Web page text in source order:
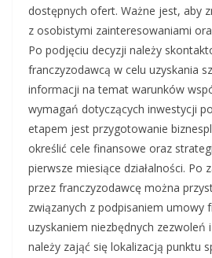
dostępnych ofert. Ważne jest, aby
z osobistymi zainteresowaniami
Po podjęciu decyzji należy
franczyzodawcą w celu uzyskania
informacji na temat warunków
wymagań dotyczących inwestycji
etapem jest przygotowanie
określić cele finansowe oraz
pierwsze miesiące działalności. Po
przez franczyzodawcę można
związanych z podpisaniem umowy
uzyskaniem niezbędnych zezwoleń
należy zająć się lokalizacją punktu